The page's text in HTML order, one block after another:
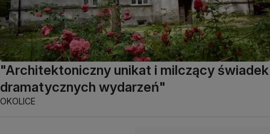
"Architektoniczny unikat i milczący świadek
dramatycznych wydarzeń"
OKOLICE